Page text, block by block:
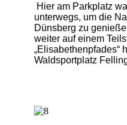
Hier am Parkplatz
unterwegs, um die
Dünsberg zu
weiter auf einem
„Elisabethenpfades“
Waldsportplatz